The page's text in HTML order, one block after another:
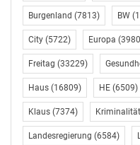
definierte
zu haben. Ähnlich ist
Klagenfurt mit
günstiger ist die
mit EUR 123.000. Für
ausreichender Daten
werden.
Burgenland (7813) BW
City (5722) Europa
Freitag (33229)
Haus (16809) HE (6509)
Klaus (7374) Kriminalität
Landesregierung (6584)